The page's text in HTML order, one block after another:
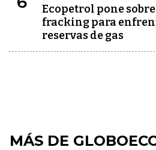
Ecopetrol pone
fracking para
reservas de gas
MÁS DE